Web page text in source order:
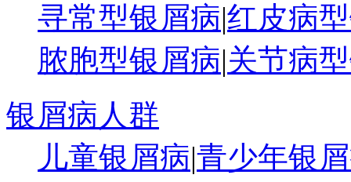
寻常型银屑病|红皮病
脓胞型银屑病|关节病
银屑病人群
儿童银屑病|青少年银